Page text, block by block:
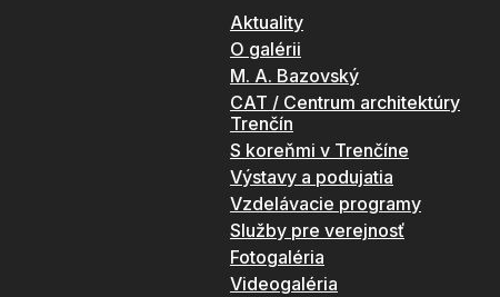
Aktuality
O galérii
M. A. Bazovský
CAT / Centrum architektúry
Trenčín
S koreňmi v Trenčíne
Výstavy a podujatia
Vzdelávacie programy
Služby pre verejnosť
Fotogaléria
Videogaléria